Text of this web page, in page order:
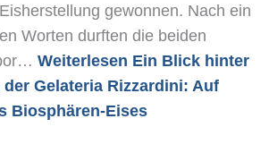
gewonnen. Nach ein
Worten durften die beiden
Weiterlesen Ein Blick hinter
Gelateria Rizzardini: Auf
Biosphären-Eises